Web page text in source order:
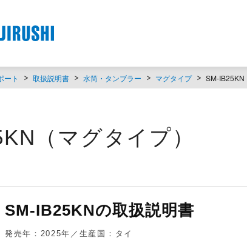
ート 取扱説明書 水筒・タンブラー マグタイプ SM-IB25KN
（マグタイプ）
SM-IB25KNの取扱説明書
発売年：2025年／生産国：タイ